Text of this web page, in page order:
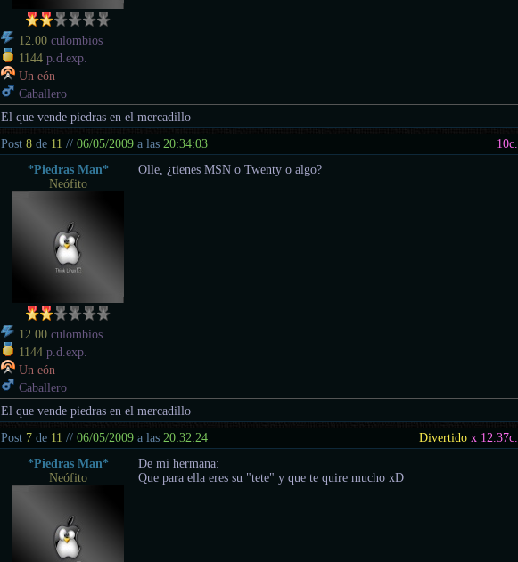
12.00 culombios
1144 p.d.exp.
Un eón
Caballero
El que vende piedras en el mercadillo
Post8 de 11 //06/05/2009 a las 20:34:03 10c.
*Piedras Man*
Neófito
12.00 culombios
1144 p.d.exp.
Un eón
Caballero
Olle, ¿tienes MSN o Twenty o algo?
El que vende piedras en el mercadillo
Post 7 de 11 //06/05/2009 a las 20:32:24 Divertido x 12.37c.
*Piedras Man*
Neófito
De mi hermana:
Que para ella eres su "tete" y que te quire mucho xD